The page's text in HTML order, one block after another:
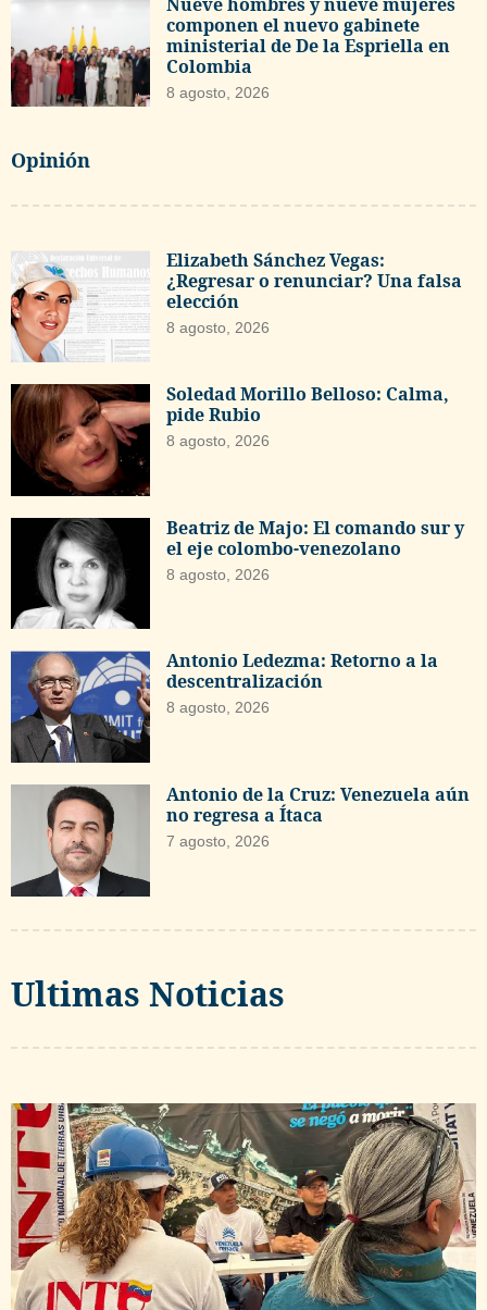
componen el nuevo gabinete
ministerial de De la Espriella en
Colombia
8 agosto, 2026
Opinión
Elizabeth Sánchez Vegas:
¿Regresar o renunciar? Una falsa
elección
8 agosto, 2026
Soledad Morillo Belloso: Calma,
pide Rubio
8 agosto, 2026
Beatriz de Majo: El comando sur y
el eje colombo-venezolano
8 agosto, 2026
Antonio Ledezma: Retorno a la
descentralización
8 agosto, 2026
Antonio de la Cruz: Venezuela aún
no regresa a Ítaca
7 agosto, 2026
Ultimas Noticias